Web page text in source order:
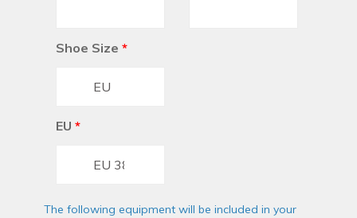
Shoe Size *
EU *
The following equipment will be included in your